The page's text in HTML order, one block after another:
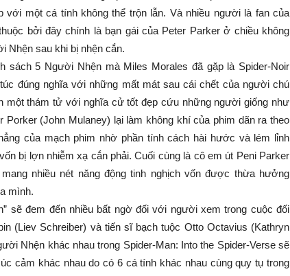
với một cá tính không thể trộn lẫn. Và nhiều người là fan của
bởi đây chính là bạn gái của Peter Parker ở chiều không
Nhện sau khi bị nhện cắn.
sách 5 Người Nhện mà Miles Morales đã gặp là Spider-Noir
đúng nghĩa với những mất mát sau cái chết của người chú
một thám tử với nghĩa cử tốt đẹp cứu những người giống như
Porker (John Mulaney) lại làm không khí của phim dãn ra theo
của mạch phim nhờ phần tính cách hài hước và lém lỉnh
bị lợn nhiễm xạ cắn phải. Cuối cùng là cô em út Peni Parker
nhiều nét năng động tinh nghịch vốn được thừa hưởng
mình.
sẽ đem đến nhiều bất ngờ đối với người xem trong cuộc đối
(Liev Schreiber) và tiến sĩ bạch tuộc Otto Octavius (Kathryn
Nhện khác nhau trong Spider-Man: Into the Spider-Verse sẽ
cảm khác nhau do có 6 cá tính khác nhau cùng quy tụ trong